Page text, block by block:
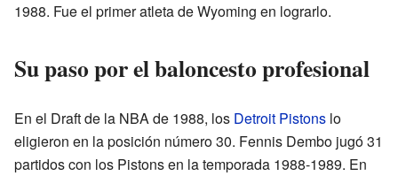
1988. Fue el primer atleta de Wyoming en lograrlo.
Su paso por el baloncesto profesional
En el Draft de la NBA de 1988, los Detroit Pistons lo
eligieron en la posición número 30. Fennis Dembo jugó 31
partidos con los Pistons en la temporada 1988-1989. En